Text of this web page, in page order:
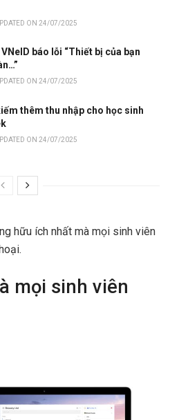
ON 24/07/2025
báo lỗi “Thiết bị của bạn
ON 24/07/2025
thêm thu nhập cho học sinh
ON 24/07/2025
hữu ích nhất mà mọi sinh viên
mọi sinh viên